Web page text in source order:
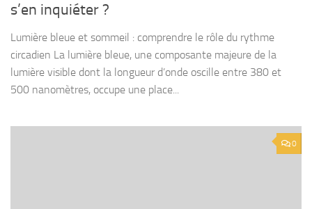
s’en inquiéter ?
Lumière bleue et sommeil : comprendre le rôle du rythme
circadien La lumière bleue, une composante majeure de la
lumière visible dont la longueur d’onde oscille entre 380 et
500 nanomètres, occupe une place...
0